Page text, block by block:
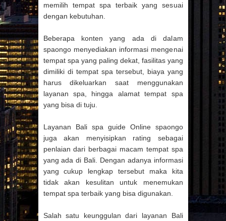
memilih tempat spa terbaik yang sesuai
dengan kebutuhan.
Beberapa konten yang ada di dalam
spaongo menyediakan informasi mengenai
tempat spa yang paling dekat, fasilitas yang
dimiliki di tempat spa tersebut, biaya yang
harus dikeluarkan saat menggunakan
layanan spa, hingga alamat tempat spa
yang bisa di tuju.
Layanan Bali spa guide Online spaongo
juga akan menyisipkan rating sebagai
penlaian dari berbagai macam tempat spa
yang ada di Bali. Dengan adanya informasi
yang cukup lengkap tersebut maka kita
tidak akan kesulitan untuk menemukan
tempat spa terbaik yang bisa digunakan.
Salah satu keunggulan dari layanan Bali